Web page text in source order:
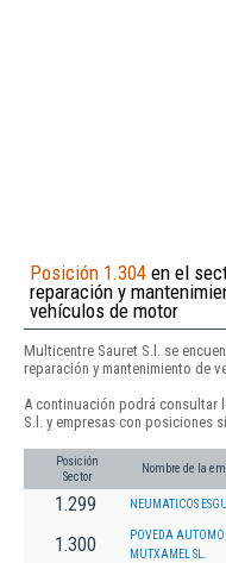
Posición 1.304 en el
reparación y
vehículos de motor
Multicentre Sauret S.l. se
reparación y mantenimiento de
A continuación podrá consultar
S.l. y empresas con posiciones
Posición
Sector
Nombre de la
1.299 NEUMATICOS
1.300
POVEDA
MUTXAMEL SL.